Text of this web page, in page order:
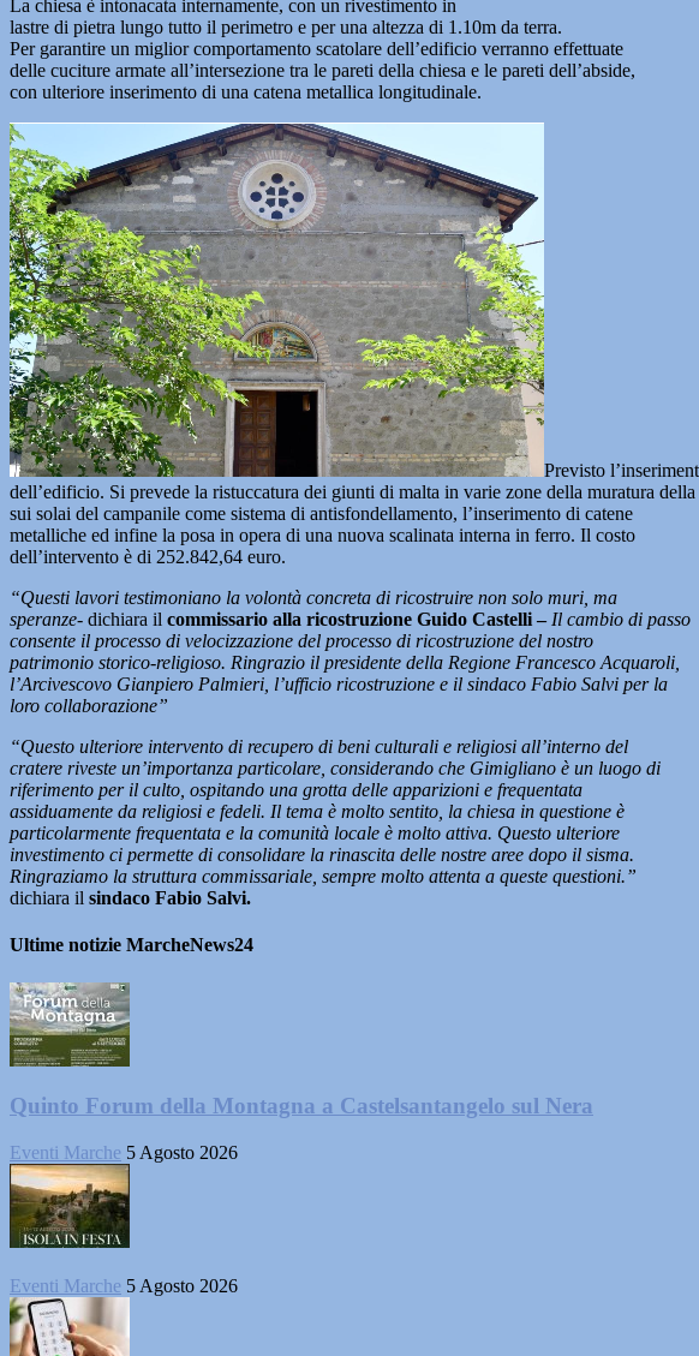
La chiesa è intonacata internamente, con un rivestimento in
lastre di pietra lungo tutto il perimetro e per una altezza di 1.10m da terra.
Per garantire un miglior comportamento scatolare dell’edificio verranno effettuate
delle cuciture armate all’intersezione tra le pareti della chiesa e le pareti dell’abside,
con ulteriore inserimento di una catena metallica longitudinale.
Previsto
dell’edificio. Si prevede la ristuccatura dei giunti di malta in varie zone della muratura
sui solai del campanile come sistema di antisfondellamento, l’inserimento di catene
metalliche ed infine la posa in opera di una nuova scalinata interna in ferro. Il costo
dell’intervento è di 252.842,64 euro.
“Questi lavori testimoniano la volontà concreta di ricostruire non solo muri, ma
speranze- dichiara il commissario alla ricostruzione Guido Castelli – Il cambio di passo
consente il processo di velocizzazione del processo di ricostruzione del nostro
patrimonio storico-religioso. Ringrazio il presidente della Regione Francesco Acquaroli,
l’Arcivescovo Gianpiero Palmieri, l’ufficio ricostruzione e il sindaco Fabio Salvi per la
loro collaborazione”
“Questo ulteriore intervento di recupero di beni culturali e religiosi all’interno del
cratere riveste un’importanza particolare, considerando che Gimigliano è un luogo di
riferimento per il culto, ospitando una grotta delle apparizioni e frequentata
assiduamente da religiosi e fedeli. Il tema è molto sentito, la chiesa in questione è
particolarmente frequentata e la comunità locale è molto attiva. Questo ulteriore
investimento ci permette di consolidare la rinascita delle nostre aree dopo il sisma.
Ringraziamo la struttura commissariale, sempre molto attenta a queste questioni.”
dichiara il sindaco Fabio Salvi.
Ultime notizie MarcheNews24
Quinto Forum della Montagna a Castelsantangelo sul Nera
Eventi Marche 5 Agosto 2026
Eventi Marche 5 Agosto 2026